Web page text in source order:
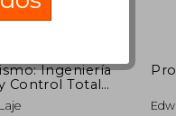
dcto.
Ingeniería
Control Total
XXI